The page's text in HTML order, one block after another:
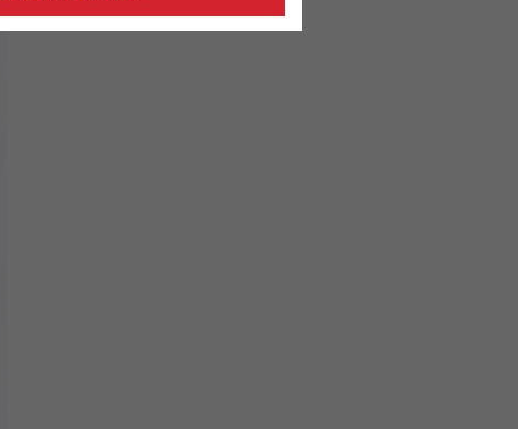
zainteresowań oraz do
odpowiadać Twoim
je na nasze zlecenie,
uzyskania danych na podstawie
w oparciu o stosowną podstawę
zbierane są przez naszych